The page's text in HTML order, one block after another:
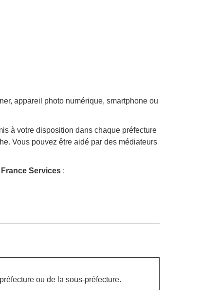
appareil photo numérique, smartphone ou
à votre disposition dans chaque préfecture
Vous pouvez être aidé par des médiateurs
Services:
ou de la sous-préfecture.